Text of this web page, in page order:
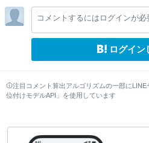
コメントするにはログインが必
ログイン
注目コメント算出アルゴリズムの一部に
位付けモデルAPI」を使用しています